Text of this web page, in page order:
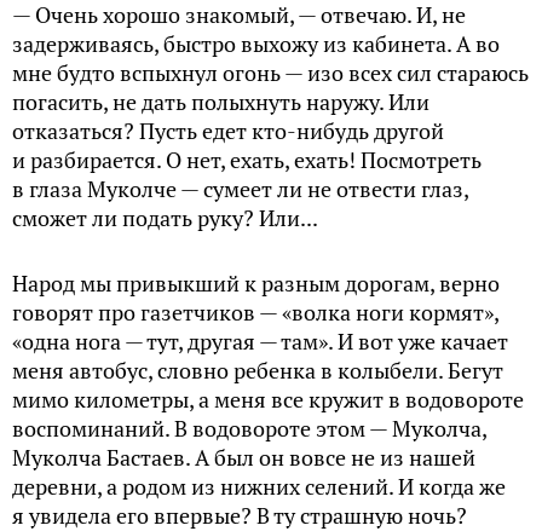
— Очень хорошо знакомый, — отвечаю. И, не
задерживаясь, быстро выхожу из кабинета. А во
мне будто вспыхнул огонь — изо всех сил стараюсь
погасить, не дать полыхнуть наружу. Или
отказаться? Пусть едет кто-нибудь другой
и разбирается. О нет, ехать, ехать! Посмотреть
в глаза Муколче — сумеет ли не отвести глаз,
сможет ли подать руку? Или...
Народ мы привыкший к разным дорогам, верно
говорят про газетчиков — «волка ноги кормят»,
«одна нога — тут, другая — там». И вот уже качает
меня автобус, словно ребенка в колыбели. Бегут
мимо километры, а меня все кружит в водовороте
воспоминаний. В водовороте этом — Муколчa,
Муколча Бастаев. А был он вовсе не из нашей
деревни, а родом из нижних селений. И когда же
я увидела его впервые? В ту страшную ночь?